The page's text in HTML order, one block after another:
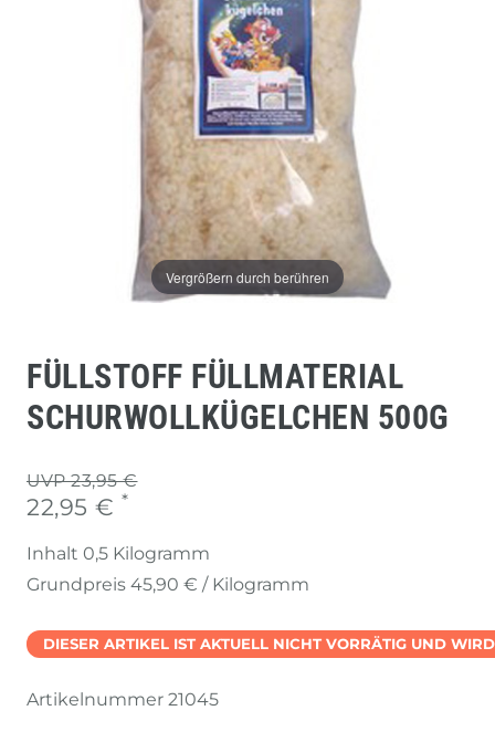
Vergrößern durch berühren
FÜLLSTOFF FÜLLMATERIAL
SCHURWOLLKÜGELCHEN 500G
UVP 23,95 €
22,95 € *
Inhalt 0,5 Kilogramm
Grundpreis 45,90 € / Kilogramm
DIESER ARTIKEL IST AKTUELL NICHT VORRÄTIG UND
Artikelnummer 21045